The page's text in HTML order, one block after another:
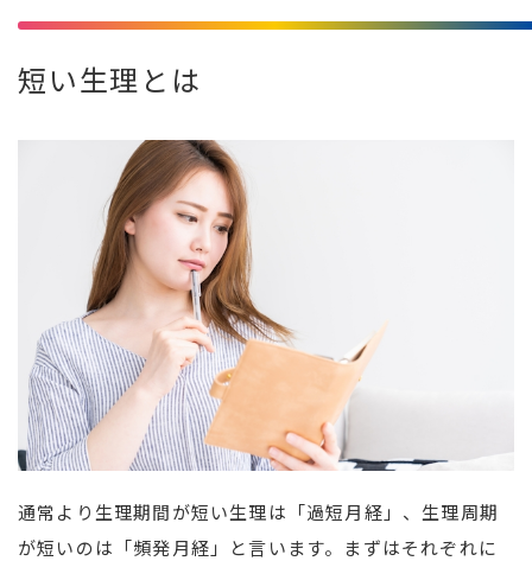
短い生理とは
通常より生理期間が短い生理は「過短月経」、生理周期
が短いのは「頻発月経」と言います。まずはそれぞれに